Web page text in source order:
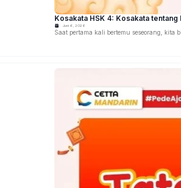
Kosakata HSK 4: Kosakata
Juni 6, 2026
Saat pertama kali bertemu seseorang,